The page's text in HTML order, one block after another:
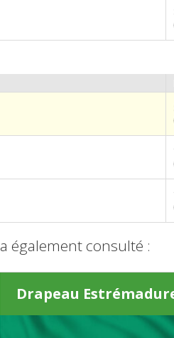
a également consulté :
Drapeau